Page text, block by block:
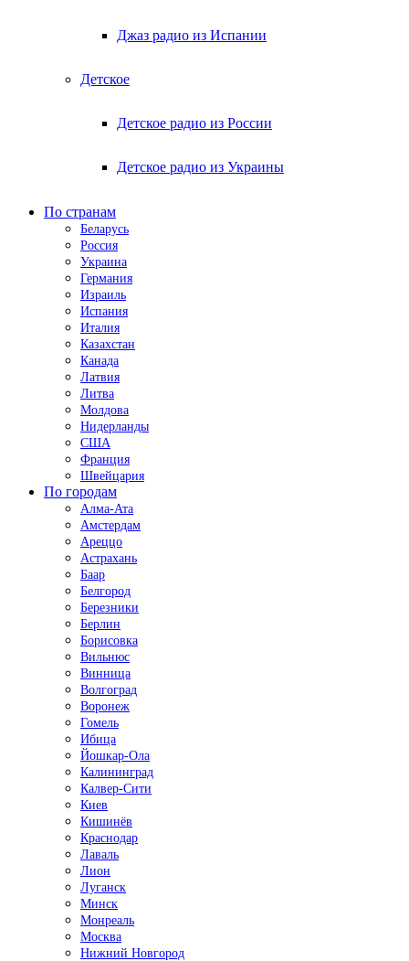
Джаз радио из Испании
Детское
Детское радио из России
Детское радио из Украины
По странам
Беларусь
Россия
Украина
Германия
Израиль
Испания
Италия
Казахстан
Канада
Латвия
Литва
Молдова
Нидерланды
США
Франция
Швейцария
По городам
Алма-Ата
Амстердам
Ареццо
Астрахань
Баар
Белгород
Березники
Берлин
Борисовка
Вильнюс
Винница
Волгоград
Воронеж
Гомель
Ибица
Йошкар-Ола
Калининград
Калвер-Сити
Киев
Кишинёв
Краснодар
Лаваль
Лион
Луганск
Минск
Монреаль
Москва
Нижний Новгород